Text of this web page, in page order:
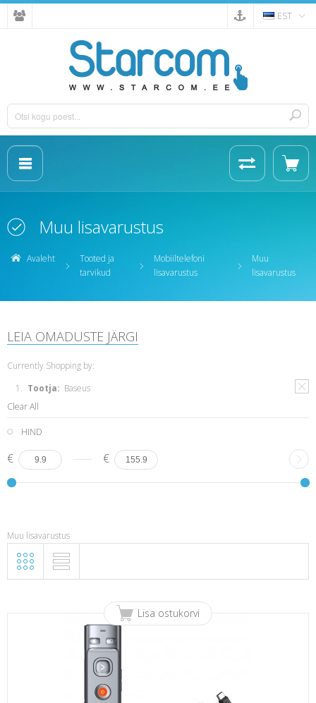
EST
Muu lisavarustus
Avaleht
Tooted ja
tarvikud
Mobiiltelefoni
lisavarustus
Muu
lisavarustus
LEIA OMADUSTE JÄRGI
Currently Shopping by:
Tootja: Baseus
Clear All
HIND
€ €
Muu lisavarustus
Lisa ostukorvi